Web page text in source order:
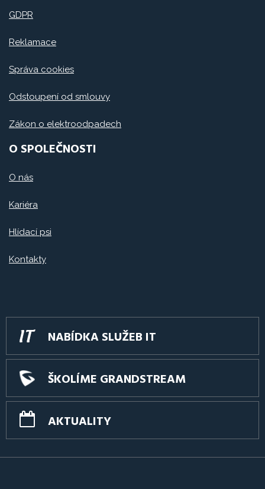
GDPR
Reklamace
Správa cookies
Odstoupení od smlouvy
Zákon o elektroodpadech
O SPOLEČNOSTI
O nás
Kariéra
Hlídací psi
Kontakty
NABÍDKA SLUŽEB IT
ŠKOLÍME GRANDSTREAM
AKTUALITY